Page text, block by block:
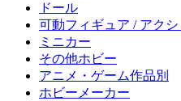
ドール
可動フィギュア / アク
ミニカー
その他ホビー
アニメ・ゲーム作品別
ホビーメーカー